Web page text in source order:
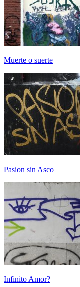
Muerte o suerte
Pasion sin Asco
Infinito Amor?